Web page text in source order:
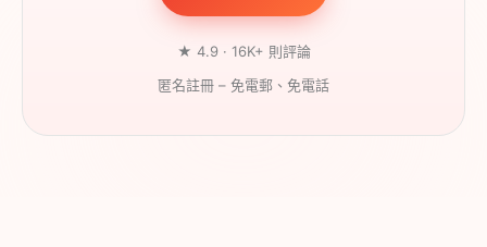
★ 4.9 · 16K+ 則評論
匿名註冊 – 免電郵、免電話